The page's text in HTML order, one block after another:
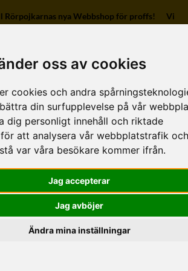
oss av cookies
cookies och andra
din surfupplevelse på vår
dig personligt innehåll och riktade
för att analysera vår webbplatstrafik
var våra besökare kommer ifrån.
Jag accepterar
Jag avböjer
Ändra mina inställningar
Rörpojkarnas nya Webbshop för proffs! Vi
Huvudmeny
/ Rör / Avlopp - Inomhus
/